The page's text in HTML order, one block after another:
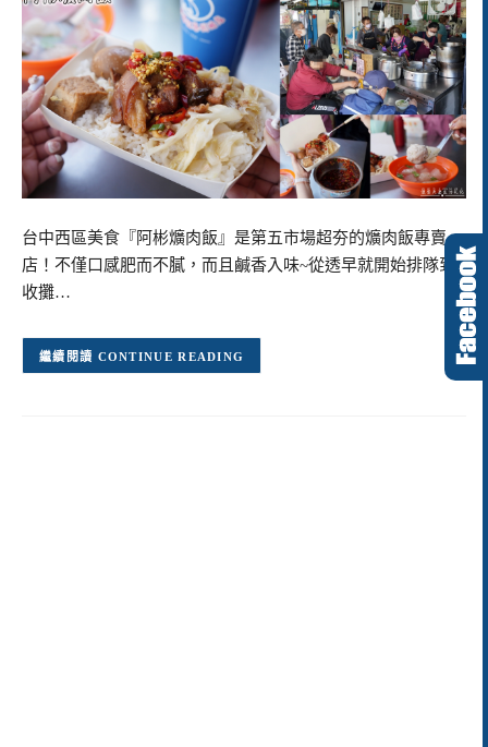
台中西區美食『阿彬爌肉飯』是第五市場超夯的爌肉飯專賣
店！不僅口感肥而不膩，而且鹹香入味~從透早就開始排隊到
收攤…
CONTINUE READING